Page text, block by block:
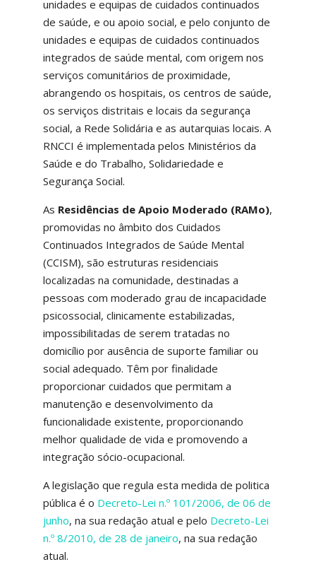
unidades e equipas de cuidados continuados
de saúde, e ou apoio social, e pelo conjunto de
unidades e equipas de cuidados continuados
integrados de saúde mental, com origem nos
serviços comunitários de proximidade,
abrangendo os hospitais, os centros de saúde,
os serviços distritais e locais da segurança
social, a Rede Solidária e as autarquias locais. A
RNCCI é implementada pelos Ministérios da
Saúde e do Trabalho, Solidariedade e
Segurança Social.
As Residências de Apoio Moderado (RAMo),
promovidas no âmbito dos Cuidados
Continuados Integrados de Saúde Mental
(CCISM), são estruturas residenciais
localizadas na comunidade, destinadas a
pessoas com moderado grau de incapacidade
psicossocial, clinicamente estabilizadas,
impossibilitadas de serem tratadas no
domicílio por ausência de suporte familiar ou
social adequado. Têm por finalidade
proporcionar cuidados que permitam a
manutenção e desenvolvimento da
funcionalidade existente, proporcionando
melhor qualidade de vida e promovendo a
integração sócio-ocupacional.
A legislação que regula esta medida de politica
pública é o Decreto-Lei n.º 101/2006, de 06 de
junho, na sua redação atual e pelo Decreto-Lei
n.º 8/2010, de 28 de janeiro, na sua redação
atual.